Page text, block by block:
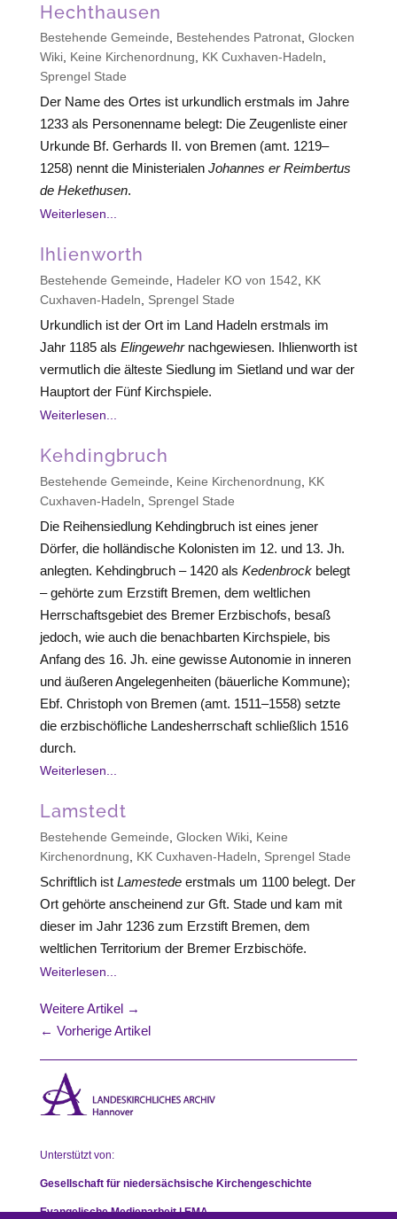
Hechthausen
Bestehende Gemeinde, Bestehendes Patronat, Glocken
Wiki, Keine Kirchenordnung, KK Cuxhaven-Hadeln,
Sprengel Stade
Der Name des Ortes ist urkundlich erstmals im Jahre
1233 als Personenname belegt: Die Zeugenliste einer
Urkunde Bf. Gerhards II. von Bremen (amt. 1219–
1258) nennt die Ministerialen Johannes er Reimbertus
de Hekethusen.
Weiterlesen...
Ihlienworth
Bestehende Gemeinde Hadeler KO von 1542
KK
Cuxhaven-Hadeln
Sprengel Stade
Urkundlich ist der Ort im Land Hadeln erstmals im
Jahr 1185 als Elingewehrnachgewiesen. Ihlienworth ist
vermutlich die älteste Siedlung im Sietland und war der
Hauptort der Fünf Kirchspiele.
Weiterlesen...
Kehdingbruch
Bestehende Gemeinde Keine Kirchenordnung
KK
Cuxhaven-Hadeln
Sprengel Stade
Die Reihensiedlung Kehdingbruch ist eines jener
Dörfer, die holländische Kolonisten im 12. und 13. Jh.
anlegten. Kehdingbruch – 1420 als Kedenbrockbelegt
– gehörte zum Erzstift Bremen, dem weltlichen
Herrschaftsgebiet des Bremer Erzbischofs, besaß
jedoch, wie auch die benachbarten Kirchspiele, bis
Anfang des 16. Jh. eine gewisse Autonomie in inneren
und äußeren Angelegenheiten (bäuerliche Kommune);
Ebf. Christoph von Bremen (amt. 1511–1558) setzte
die erzbischöfliche Landesherrschaft schließlich 1516
durch.
Weiterlesen...
Lamstedt
Bestehende Gemeinde Glocken Wiki, Keine
Kirchenordnung
KK Cuxhaven-Hadeln Sprengel Stade
Schriftlich ist Lamestedeerstmals um 1100 belegt. Der
Ort gehörte anscheinend zur Gft. Stade und kam mit
dieser im Jahr 1236 zum Erzstift Bremen, dem
weltlichen Territorium der Bremer Erzbischöfe.
Weiterlesen...
Weitere Artikel →
← Vorherige Artikel
Unterstützt von:
Gesellschaft für niedersächsische Kirchengeschichte
Evangelische Medienarbeit | EMA